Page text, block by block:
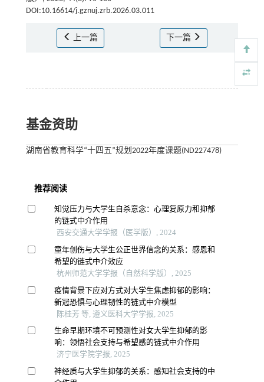
DOI:10.16614/j.gznuj.zrb.2026.03.011
上一篇 下一篇
基金资助
湖南省教育科学“十四五”规划2022年度课题(ND227478)